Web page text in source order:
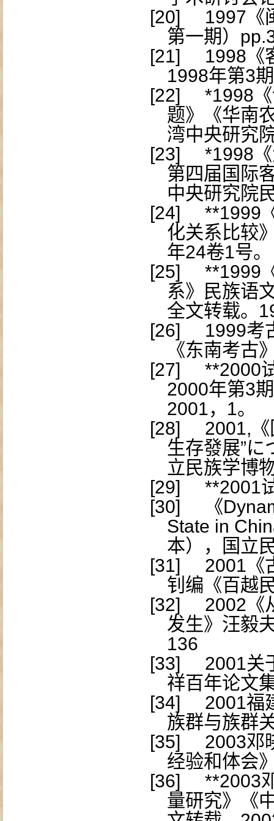
[20]
1997
第一期）
[21]
1998
1998年第3
[22]
*1998
题》《华南
湾中央研究
[23]
*1998
第四届国际
中央研究院
[24]
**1999
化关系比较
年24卷1号。
[25]
**1999
系》民族语
全文转载。
[26]
1999考
《东南考古
[27]
**2000
2000年第3期
2001， 1。
[28]
2001,
生存發展”に
立民族学博
[29]
**2001
[30]
《
State in
本），国立
[31]
2001
钊编《百越
[32]
2002
发生》汪毅
136
[33]
2001关
祥百年论文
[34]
2001福
族群与族群
[35]
2003邓
经验和体会
[36]
**2003
量研究》《